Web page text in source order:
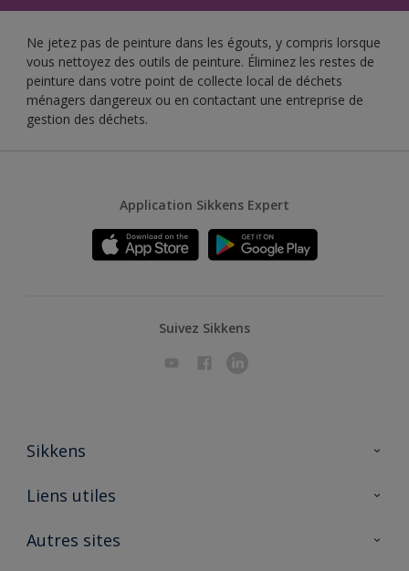
Ne jetez pas de peinture dans les égouts, y compris lorsque
vous nettoyez des outils de peinture. Éliminez les restes de
peinture dans votre point de collecte local de déchets
ménagers dangereux ou en contactant une entreprise de
gestion des déchets.
Application Sikkens Expert
Suivez Sikkens
Sikkens
A propos de Sikkens
Liens utiles
Ouvrir un magasin PASS
Autres sites